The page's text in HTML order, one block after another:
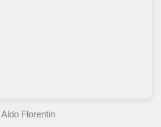
Florentin